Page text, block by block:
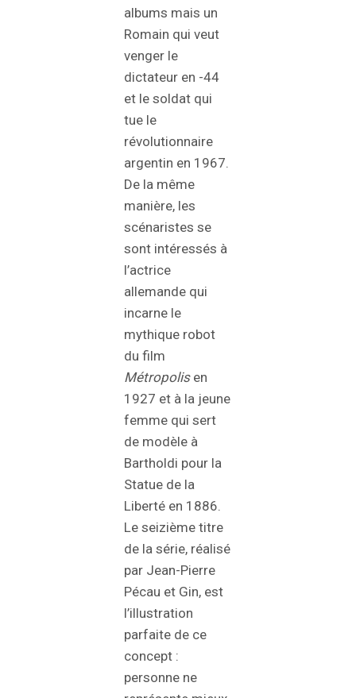
albums mais un
Romain qui veut
venger le
dictateur en -44
et le soldat qui
tue le
révolutionnaire
argentin en 1967.
De la même
manière, les
scénaristes se
sont intéressés à
l’actrice
allemande qui
incarne le
mythique robot
du film
Métropolisen
1927 et à la jeune
femme qui sert
de modèle à
Bartholdi pour la
Statue de la
Liberté en 1886.
Le seizième titre
de la série, réalisé
par Jean-Pierre
Pécau et Gin, est
l’illustration
parfaite de ce
concept :
personne ne